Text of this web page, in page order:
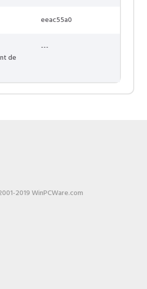
eeac55a0
de
---
2019 WinPCWare.com